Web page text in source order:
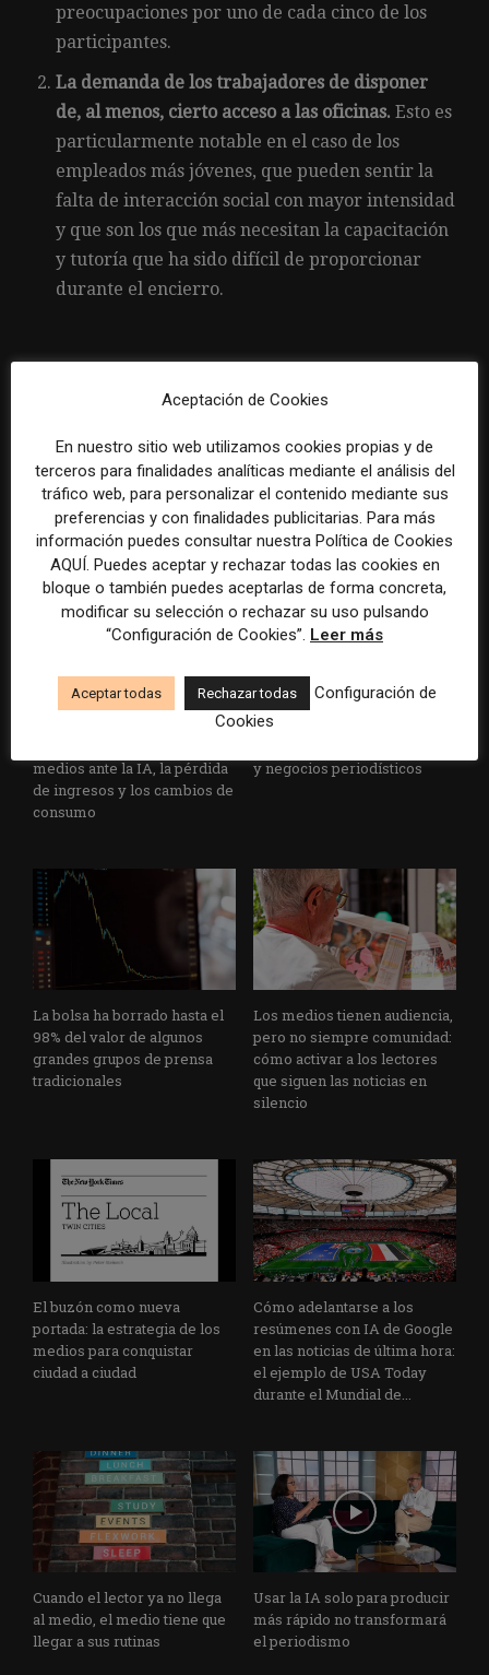
preocupaciones por uno de cada cinco de los
participantes.
La demanda de los trabajadores de disponer
de, al menos, cierto acceso a las oficinas. Esto es
particularmente notable en el caso de los
empleados más jóvenes, que pueden sentir la
falta de interacción social con mayor intensidad
y que son los que más necesitan la capacitación
y tutoría que ha sido difícil de proporcionar
durante el encierro.
editores para retener
suscriptores
aumentar las suscripciones
en medios
ARTÍCULOS RELACIONADOS
medios ante la IA, la pérdida
de ingresos y los cambios de
consumo
Veinte ejemplos de uso de la
y negocios periodísticos
La bolsa ha borrado hasta el
98% del valor de algunos
grandes grupos de prensa
tradicionales
Los medios tienen audiencia,
pero no siempre comunidad:
cómo activar a los lectores
que siguen las noticias en
silencio
El buzón como nueva
portada: la estrategia de los
medios para conquistar
ciudad a ciudad
Cómo adelantarse a los
resúmenes con IA de Google
en las noticias de última hora:
el ejemplo de USA Today
durante el Mundial de...
Cuando el lector ya no llega
al medio, el medio tiene que
llegar a sus rutinas
Usar la IA solo para producir
más rápido no transformará
el periodismo
Aceptación de Cookies
En nuestro sitio web utilizamos cookies propias y de
terceros para finalidades analíticas mediante el análisis del
tráfico web, para personalizar el contenido mediante sus
preferencias y con finalidades publicitarias. Para más
información puedes consultar nuestra Política de Cookies
AQUÍ. Puedes aceptar y rechazar todas las cookies en
bloque o también puedes aceptarlas de forma concreta,
modificar su selección o rechazar su uso pulsando
“Configuración de Cookies”. Leer más
Aceptar todas Rechazar todas
Configuración de
Cookies